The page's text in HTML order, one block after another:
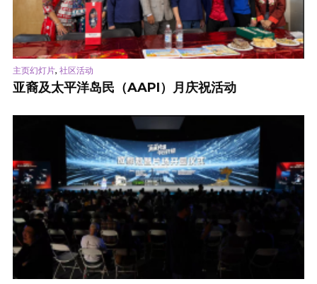
主页幻灯片, 社区活动
亚裔及太平洋岛民（AAPI）月庆祝活动